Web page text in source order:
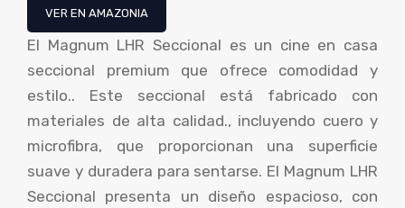
VER EN AMAZONIA
El Magnum LHR Seccional es un cine en casa
seccional premium que ofrece comodidad y
estilo.. Este seccional está fabricado con
materiales de alta calidad., incluyendo cuero y
microfibra, que proporcionan una superficie
suave y duradera para sentarse. El Magnum LHR
Seccional presenta un diseño espacioso, con